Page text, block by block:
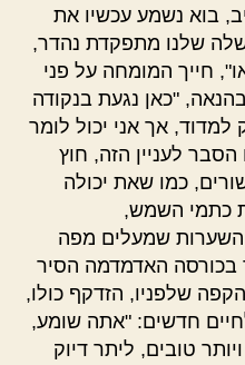
בוא נשמע עכשיו את
שלנו מתפקדת נהדר,
חייך המומחה על פני
"כאן נגעת בנקודה
אך אני יכול לומר
לעניין הזה, חוץ
כמו שאת יכולה
כתמי השמש,
השערות שמעלים מפה
האדמדמה הסיר
שלפניו, הזדקף כולו,
לחיים חדשים: "אתה שומע,
טובים, ליתר דיוק